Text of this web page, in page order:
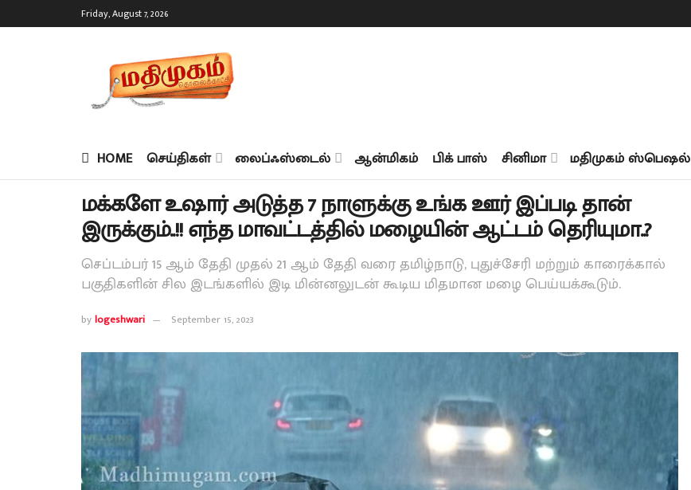
Friday, August 7, 2026
HOME செய்திகள் லைப்ஃஸ்டைல் ஆன்மிகம் பிக் பாஸ் சினிமா மதிமுகம் ஸ்பெஷல்
மக்களே உஷார் அடுத்த 7 நாளுக்கு உங்க ஊர் இப்படி தான்
இருக்கும்..!! எந்த மாவட்டத்தில் மழையின் ஆட்டம் தெரியுமா..?
செப்டம்பர் 15 ஆம் தேதி முதல் 21 ஆம் தேதி வரை தமிழ்நாடு, புதுச்சேரி மற்றும் காரைக்கால்
பகுதிகளின் சில இடங்களில் இடி மின்னலுடன் கூடிய மிதமான மழை பெய்யக்கூடும்.
bylogeshwari September 15, 2023